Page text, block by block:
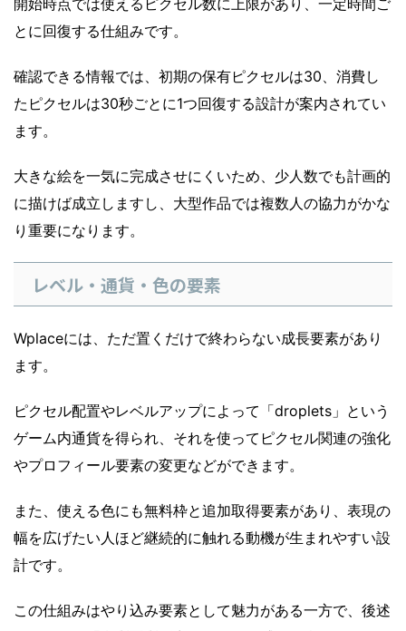
開始時点では使えるピクセル数に上限があり、一定時間ご
とに回復する仕組みです。
確認できる情報では、初期の保有ピクセルは30、消費し
たピクセルは30秒ごとに1つ回復する設計が案内されてい
ます。
大きな絵を一気に完成させにくいため、少人数でも計画的
に描けば成立しますし、大型作品では複数人の協力がかな
り重要になります。
レベル・通貨・色の要素
Wplaceには、ただ置くだけで終わらない成長要素があり
ます。
ピクセル配置やレベルアップによって「droplets」という
ゲーム内通貨を得られ、それを使ってピクセル関連の強化
やプロフィール要素の変更などができます。
また、使える色にも無料枠と追加取得要素があり、表現の
幅を広げたい人ほど継続的に触れる動機が生まれやすい設
計です。
この仕組みはやり込み要素として魅力がある一方で、後述